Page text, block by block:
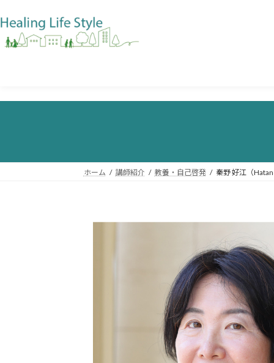
ホーム 講師紹介 教養・自己啓発 秦野 好江（